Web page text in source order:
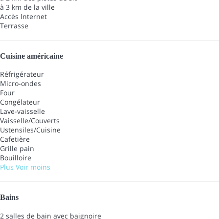
à 3 km de la ville
Accès Internet
Terrasse
Cuisine américaine
Réfrigérateur
Micro-ondes
Four
Congélateur
Lave-vaisselle
Vaisselle/Couverts
Ustensiles/Cuisine
Cafetière
Grille pain
Bouilloire
Plus Voir moins
Bains
2 salles de bain avec baignoire